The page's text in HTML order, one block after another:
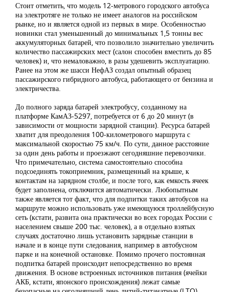
Стоит отметить, что модель 12-метрового городского автобуса
на электротяге не только не имеет аналогов на российском
рынке, но и является одной из первых в мире. Особенностью
новинки стал уменьшенный до минимальных 1,5 тонны вес
аккумуляторных батарей, что позволило значительно увеличить
количество пассажирских мест (салон способен вместить до 85
человек) и, что немаловажно, в разы удешевить эксплуатацию.
Ранее на этом же шасси НефАЗ создал опытный образец
пассажирского гибридного автобуса, работающего от бензина и
электричества.
До полного заряда батарей электробусу, созданному на
платформе КамАЗ-5297, потребуется от 6 до 20 минут (в
зависимости от мощности зарядной станции). Ресурса батарей
хватит для преодоления 100-километрового маршрута с
максимальной скоростью 75 км/ч. По сути, данное расстояние
за один день работы и проезжают сегодняшние перевозчики.
Что примечательно, система самостоятельно способна
подсоединять токоприемник, размещенный на крыше, к
контактам на зарядном столбе, и после того, как емкость ячеек
будет заполнена, отключится автоматически. Любопытным
также является тот факт, что для подпитки таких автобусов на
маршруте можно использовать уже имеющуюся троллейбусную
сеть (кстати, развита она практически во всех городах России с
населением свыше 200 тыс. человек), а в отдельно взятых
случаях достаточно лишь установить зарядные станции в
начале и в конце пути следования, например в автобусном
парке и на конечной остановке. Помимо прочего постоянная
подпитка батарей происходит непосредственно во время
движения. В основе встроенных источников питания (ячейки
АКБ, кстати, японского происхождения) лежат самые